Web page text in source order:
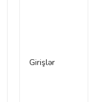
Girişlər